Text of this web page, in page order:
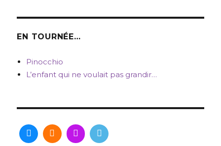
EN TOURNÉE…
Pinocchio
L’enfant qui ne voulait pas grandir…